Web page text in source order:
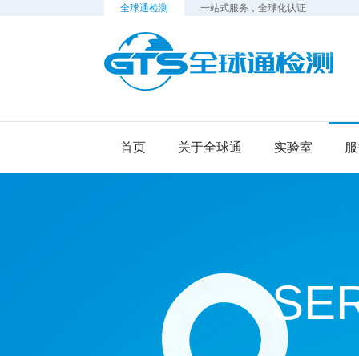
全球通检测 一站式服务，全球化认证
首页 关于全球通 实验室